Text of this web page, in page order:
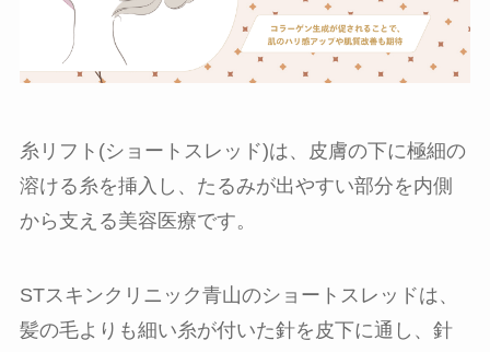
糸リフト(ショートスレッド)は、皮膚の下に極細の
溶ける糸を挿入し、たるみが出やすい部分を内側
から支える美容医療です。
STスキンクリニック青山のショートスレッドは、
髪の毛よりも細い糸が付いた針を皮下に通し、針